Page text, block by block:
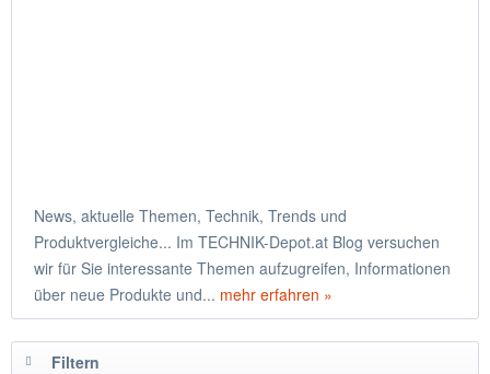
News, aktuelle Themen, Technik, Trends und
Produktvergleiche... Im TECHNIK-Depot.at Blog versuchen
wir für Sie interessante Themen aufzugreifen, Informationen
über neue Produkte und... mehr erfahren »
Filtern